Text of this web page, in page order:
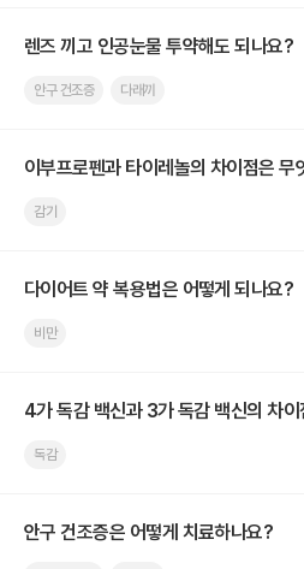
렌즈 끼고 인공눈물 투약해도 되나요?
안구 건조증 다래끼
이부프로펜과 타이레놀의 차이점은 무
감기
다이어트 약 복용법은 어떻게 되나요?
비만
4가 독감 백신과 3가 독감 백신의 차
독감
안구 건조증은 어떻게 치료하나요?